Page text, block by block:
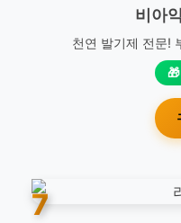
비아
천연 발기제 전문!
7